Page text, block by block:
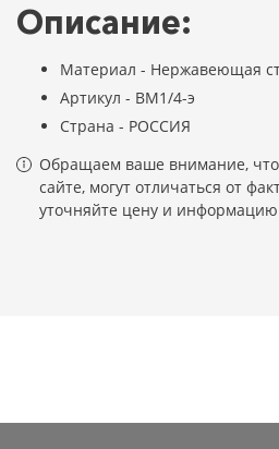
Описание:
Материал - Нержавеющая
Артикул - ВМ1/4-э
Страна - РОССИЯ
Обращаем ваше внимание,
сайте, могут отличаться от
уточняйте цену и